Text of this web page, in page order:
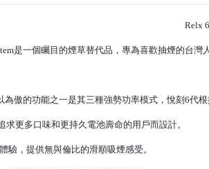
Relx
是一個矚目的煙草替代品，專為喜歡抽煙的台
為傲的功能之一是其三種強勢功率模式，悅刻6代
求更多口味和更持久電池壽命的用戶而設計。
驗，提供無與倫比的滑順吸煙感受。